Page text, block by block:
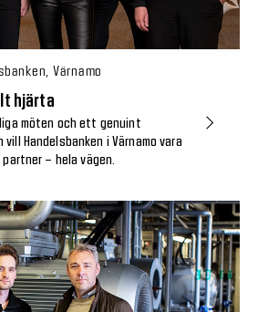
Värnamo
hjärta
möten och ett genuint
Handelsbanken i Värnamo vara
– hela vägen.